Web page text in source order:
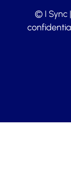
© I Sync |